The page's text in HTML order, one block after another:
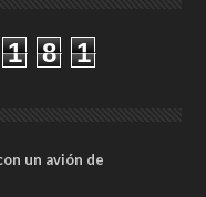
1 8 1
un avión de